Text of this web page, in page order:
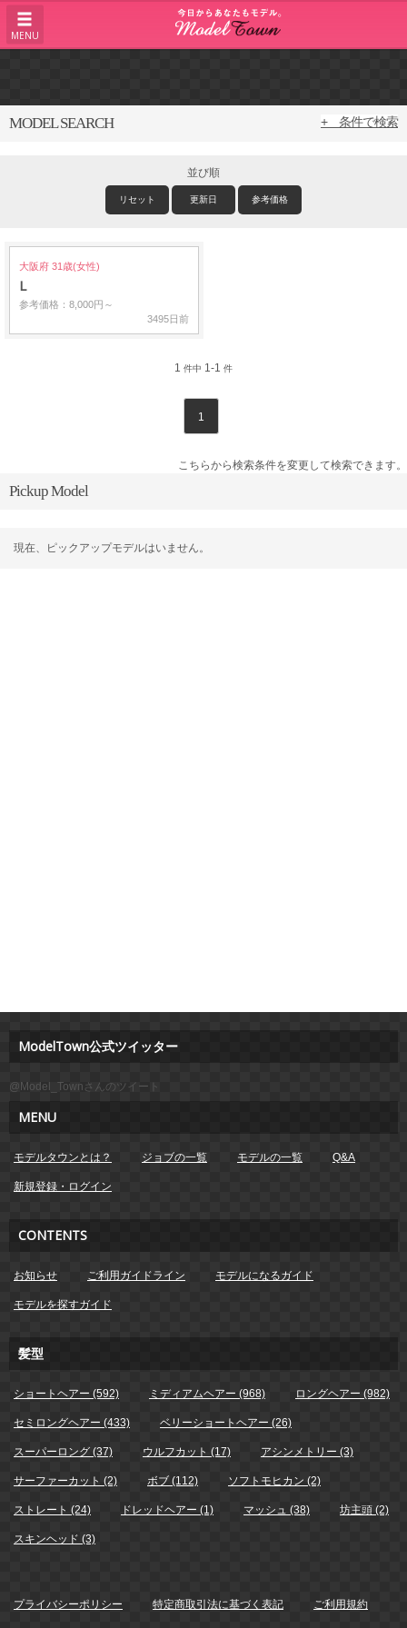
MENU
MODEL SEARCH + 条件で検索
並び順
リセット 更新日 参考価格
大阪府 31歳(女性)
L
参考価格：8,000円～
3495日前
1 件中 1-1 件
1
こちらから検索条件を変更して検索できます。
Pickup Model
現在、ピックアップモデルはいません。
ModelTown公式ツイッター
@Model_Townさんのツイート
MENU
モデルタウンとは？ ジョブの一覧 モデルの一覧 Q&A
新規登録・ログイン
CONTENTS
お知らせ ご利用ガイドライン モデルになるガイド
モデルを探すガイド
髪型
ショートヘアー (592) ミディアムヘアー (968) ロングヘアー (982)
セミロングヘアー (433) ベリーショートヘアー (26)
スーパーロング (37) ウルフカット (17) アシンメトリー (3)
サーファーカット (2) ボブ (112) ソフトモヒカン (2)
ストレート (24) ドレッドヘアー (1) マッシュ (38) 坊主頭 (2)
スキンヘッド (3)
プライバシーポリシー 特定商取引法に基づく表記 ご利用規約